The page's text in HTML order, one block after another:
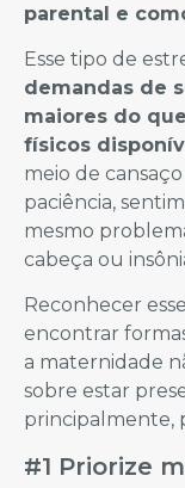
parental e
Esse tipo de
demandas de
maiores do
físicos
meio de
paciência,
mesmo
cabeça ou
Reconhecer
encontrar
a maternidade
sobre estar
principalmente,
#1 Priorize